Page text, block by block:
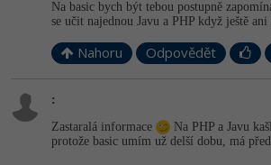
Na basic bych být tebou postupně
se učit najednou Javu a PHP když ještě ani
Nahoru Odpovědět
:
Zastaralá informace
Na PHP a Javu
protože basic umím už delší dobu, má